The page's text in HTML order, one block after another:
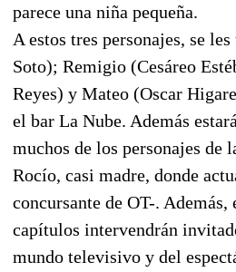
parece una niña pequeña.
A estos tres personajes, se
Soto); Remigio (Cesáreo
Reyes) y Mateo (Oscar
el bar La Nube. Además
muchos de los personajes de
Rocío, casi madre, donde
concursante de OT-. Además,
capítulos intervendrán
mundo televisivo y del